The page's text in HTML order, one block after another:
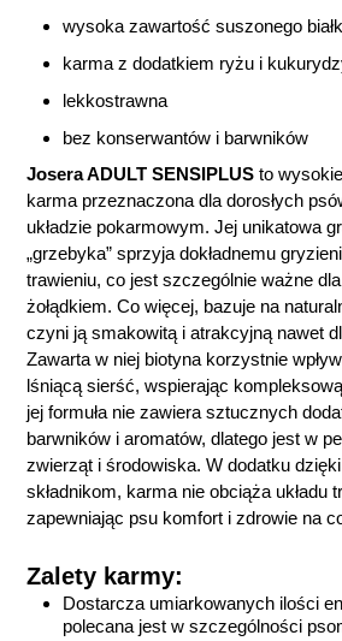
wysoka zawartość suszonego
karma z dodatkiem ryżu i
lekkostrawna
bez konserwantów i barwników
Josera ADULT SENSIPLUS to
karma przeznaczona dla dorosłych
układzie pokarmowym. Jej unikatowa
„grzebyka” sprzyja dokładnemu
trawieniu, co jest szczególnie ważne
żołądkiem. Co więcej, bazuje na
czyni ją smakowitą i atrakcyjną nawet
Zawarta w niej biotyna korzystnie
lśniącą sierść, wspierając
jej formuła nie zawiera sztucznych
barwników i aromatów, dlatego jest w
zwierząt i środowiska. W dodatku
składnikom, karma nie obciąża układu
zapewniając psu komfort i zdrowie na
Zalety karmy:
Dostarcza umiarkowanych ilości
polecana jest w szczególności